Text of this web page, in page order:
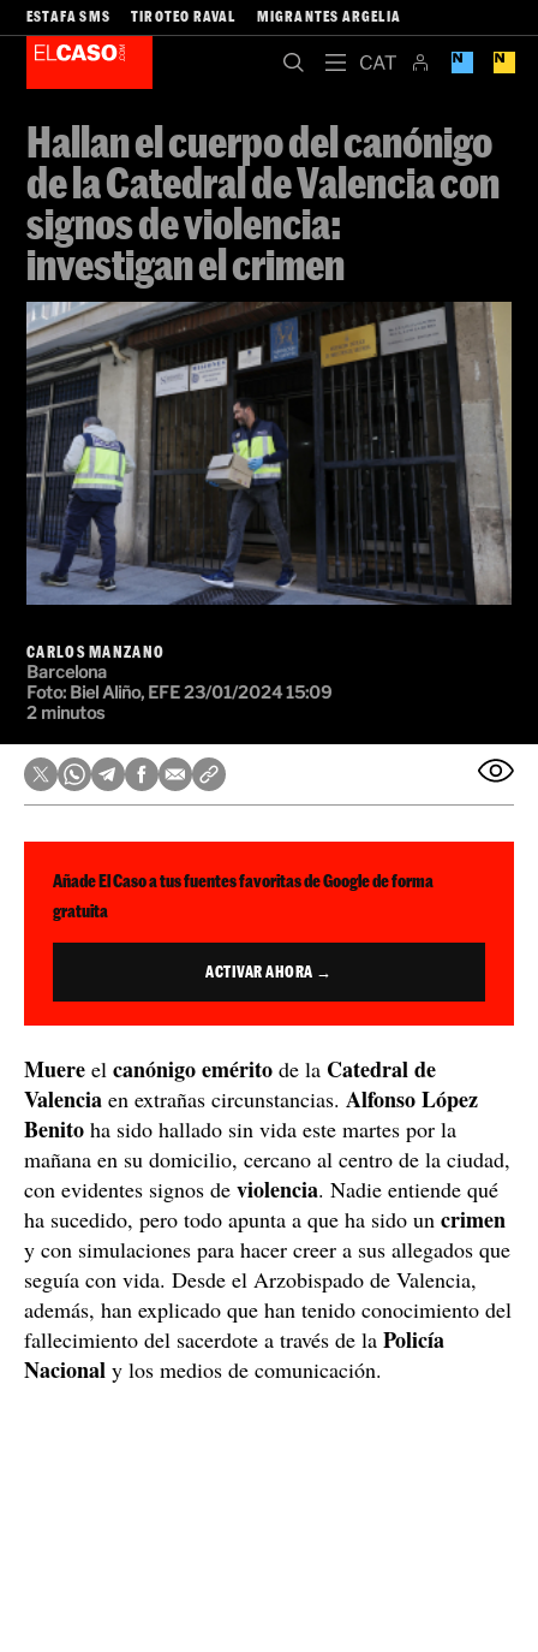
ESTAFA SMS TIROTEO RAVAL MIGRANTES ARGELIA
Hallan el cuerpo del canónigo
de la Catedral de Valencia con
signos de violencia:
investigan el crimen
CARLOS MANZANO
Barcelona
Foto: Biel Aliño, EFE23/01/2024 15:09
2 minutos
Añade El Caso a tus fuentes favoritas de Google de forma
gratuita
ACTIVAR AHORA →
Muere el canónigo emérito de la Catedral de
Valencia en extrañas circunstancias. Alfonso López
Benito ha sido hallado sin vida este martes por la
mañana en su domicilio, cercano al centro de la ciudad,
con evidentes signos de violencia. Nadie entiende qué
ha sucedido, pero todo apunta a que ha sido un crimen
y con simulaciones para hacer creer a sus allegados que
seguía con vida. Desde el Arzobispado de Valencia,
además, han explicado que han tenido conocimiento del
fallecimiento del sacerdote a través de la Policía
Nacional y los medios de comunicación.